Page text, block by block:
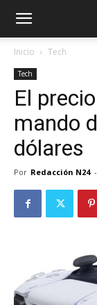
Inicio Tech
Tech
El
mando
dólares
Por Redacción N24 -